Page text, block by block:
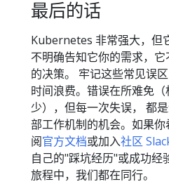
最后的话
Kubernetes 非常强大，
不明确告知它你的需求，
的决策。 牢记这些常见误
时间浪费。错误在所难免
少），但每一次失误， 都
部工作机制的机会。如果
阅官方文档或加入社区
自己的"踩坑经历"或成功
旅程中，我们都在同行。